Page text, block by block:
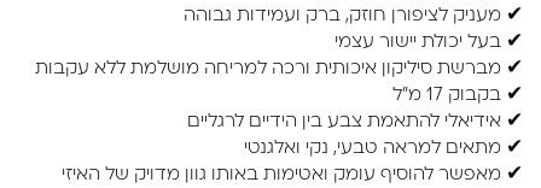
✔ מעניק לציפורן חוזק, ברק ועמידות גבוהה
✔ בעל יכולת יישור עצמי
✔ מברשת סיליקון איכותית ורכה למריחה מושלמת ללא עקבות
✔ בקבוק 17 מ"ל
✔ אידיאלי להתאמת צבע בין הידיים לרגליים
✔ מתאים למראה טבעי, נקי ואלגנטי
✔ מאפשר להוסיף עומק ואטימות באותו גוון מדויק של האיזי